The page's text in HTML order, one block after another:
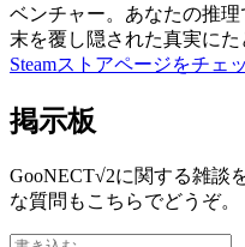
ベンチャー。あなたの推
末を覆し隠された真実にた
Steamストアページをチェ
掲示板
GooNECT√2に関する雑談
な質問もこちらでどうぞ。